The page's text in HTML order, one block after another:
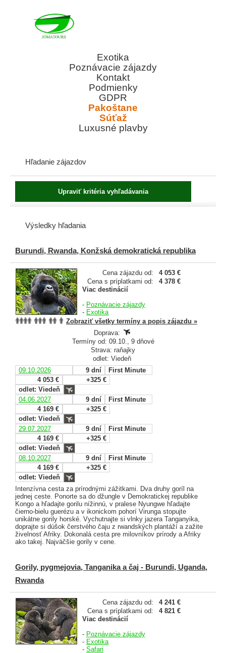
Exotika
Poznávacie zájazdy
Kontakt
Podmienky
GDPR
Pakoštane
Súťaž
Luxusné plavby
Hľadanie zájazdov
Výsledky hľadania
Burundi, Rwanda, Konžská demokratická republika
Cena zájazdu od:
4 053 €
Cena s príplatkami od:
4 378 €
Viac destinácií
- Poznávacie zájazdy
- Exotika
Zobraziť všetky termíny a popis zájazdu »
Doprava:
Termíny od: 09.10., 9 dňové
Strava: raňajky
odlet: Viedeň
09.10.2026
9 dní
First Minute
4 053 €
+325 €
odlet: Viedeň
04.06.2027
9 dní
First Minute
4 169 €
+325 €
odlet: Viedeň
29.07.2027
9 dní
First Minute
4 169 €
+325 €
odlet: Viedeň
08.10.2027
9 dní
First Minute
4 169 €
+325 €
odlet: Viedeň
Intenzívna cesta za prírodnými zážitkami. Dva druhy goríl na
jednej ceste. Ponorte sa do džungle v Demokratickej republike
Kongo a hľadajte gorilu nížinnú, v pralese Nyungwe hľadajte
čierno-bielu guerézu a v ikonickom pohorí Virunga stopujte
unikátne gorily horské. Vychutnajte si vlnky jazera Tanganyika,
doprajte si dúšok čerstvého čaju z rwandských plantáží a zažite
živelnosť Afriky. Dokonalá cesta pre milovníkov prírody a Afriky
ako takej. Najväčšie gorily v cene.
Gorily, pygmejovia, Tanganika a čaj - Burundi, Uganda,
Rwanda
Cena zájazdu od:
4 241 €
Cena s príplatkami od:
4 821 €
Viac destinácií
- Poznávacie zájazdy
- Exotika
- Safari